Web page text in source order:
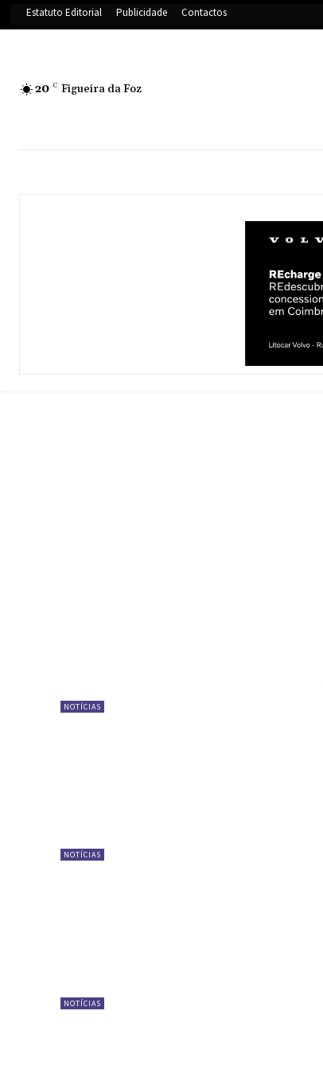
Estatuto Editorial Publicidade Contactos
20 C Figueira da Foz
NOTÍCIAS
NOTÍCIAS
NOTÍCIAS